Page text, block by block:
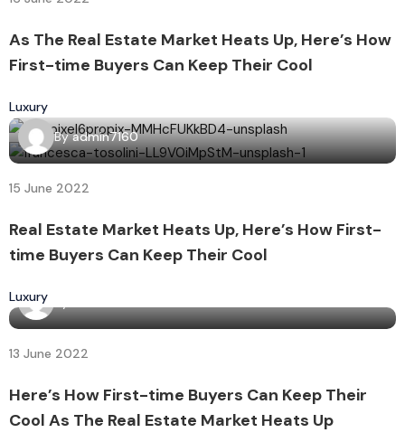
As The Real Estate Market Heats Up, Here’s How
First-time Buyers Can Keep Their Cool
Luxury
Byadmin7160
15 June 2022
Real Estate Market Heats Up, Here’s How First-
time Buyers Can Keep Their Cool
Luxury
13 June 2022
Here’s How First-time Buyers Can Keep Their
Cool As The Real Estate Market Heats Up